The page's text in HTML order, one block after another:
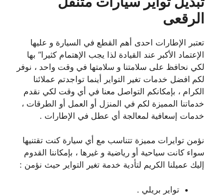
الرقعى
تعتبر الإطارات احدى أهم القطع في السيارة و عليها
الإعتماد الأكبر عند القيادة لذا يجب الإهتمام كثيرا” بها
لكي نحافظ على سلامتنا و سلامتها في وقت واحد ، نوفر
لكم افضل خدمات تغير التواير أينما تواجدتم عملائنا
الكرام ، بإمكانكم التواصل معنا في أي وقت لكي نقدم
خدماتنا المميزة لكم في المنزل أو العمل أو الطرقات ،
خدمات إسعافية لمعالجة أي عطل في الإطارات .
نؤمن توايرات مميزة تتناسب مع أي سيارة كنت تقتنيها
سواء كانت سياحية أو رياضية و غيرها ، بإمكاننا القدوم
إليك عميلنا الكريم لتأدية خدمة تغير التواير حيث نؤمن :
تواير بريلي .